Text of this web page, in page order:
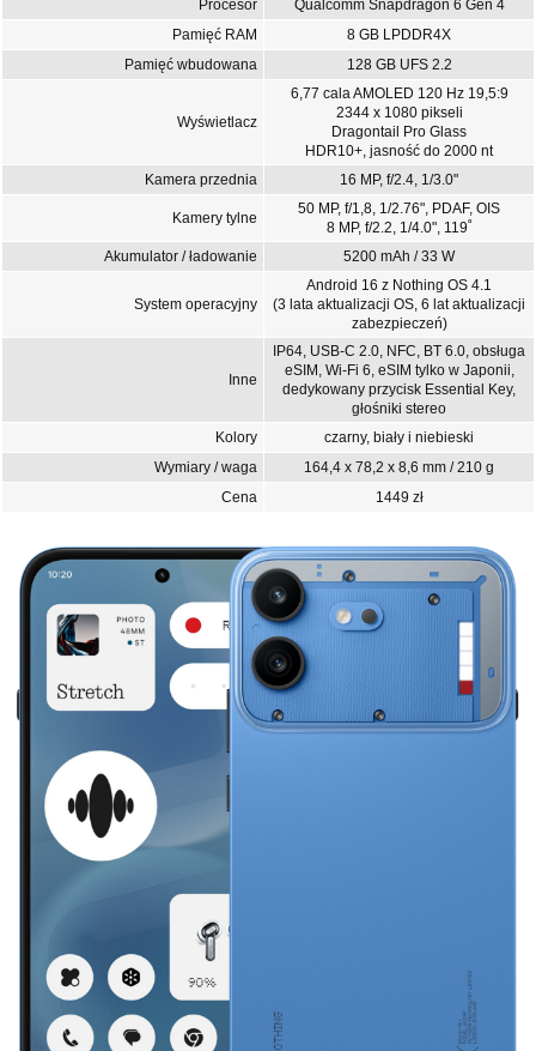
Procesor
Qualcomm Snapdragon 6 Gen 4
Pamięć RAM
8 GB LPDDR4X
Pamięć wbudowana
128 GB UFS 2.2
Wyświetlacz
6,77 cala AMOLED 120 Hz 19,5:9
2344 x 1080 pikseli
Dragontail Pro Glass
HDR10+, jasność do 2000 nt
Kamera przednia
16 MP, f/2.4, 1/3.0"
Kamery tylne
50 MP, f/1,8, 1/2.76", PDAF, OIS
8 MP, f/2.2, 1/4.0", 119˚
Akumulator / ładowanie
5200 mAh / 33 W
System operacyjny
Android 16 z Nothing OS 4.1
(3 lata aktualizacji OS, 6 lat aktualizacji
zabezpieczeń)
Inne
IP64, USB-C 2.0, NFC, BT 6.0, obsługa
eSIM, Wi-Fi 6, eSIM tylko w Japonii,
dedykowany przycisk Essential Key,
głośniki stereo
Kolory
czarny, biały i niebieski
Wymiary / waga
164,4 x 78,2 x 8,6 mm / 210 g
Cena
1449 zł